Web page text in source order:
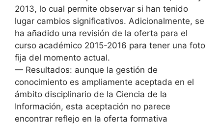
2013, lo cual permite observar si han tenido
lugar cambios significativos. Adicionalmente, se
ha añadido una revisión de la oferta para el
curso académico 2015-2016 para tener una foto
fija del momento actual.
— Resultados: aunque la gestión de
conocimiento es ampliamente aceptada en el
ámbito disciplinario de la Ciencia de la
Información, esta aceptación no parece
encontrar reflejo en la oferta formativa